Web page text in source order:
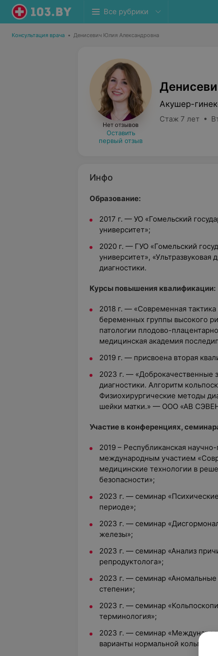
Все рубрики
Консультация врача • Денисевич Юлия Александровна
Нет отзывов
Оставить
первый отзыв
Акушер-
Стаж 7 лет •
Инфо
Образование:
2017 г. — УО «Гомельский
университет»;
2020 г. — ГУО «Гомельский
университет», «Ультразвуковая
диагностики.
Курсы повышения квалификации:
2018 г. — «Современная
беременных группы высокого
патологии плодово-
медицинская академия
2019 г. — присвоена вторая
2023 г. — «Доброкачественные
диагностики. Алгоритм
Физиохирургические методы
шейки матки.» — ООО «АВ
Участие в конференциях,
2019 – Республиканская
международным участием
медицинские технологии в
безопасности»;
2023 г. — семинар
периоде»;
2023 г. — семинар
железы»;
2023 г. — семинар «Анализ
репродуктолога»;
2023 г. — семинар «Аномальные
степени»;
2023 г. — семинар
терминология»;
2023 г. — семинар
варианты нормальной